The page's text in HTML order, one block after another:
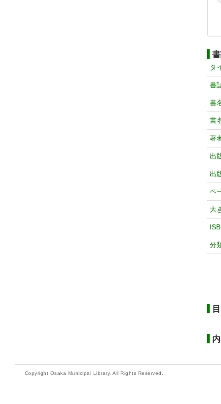
タ
書
書
書
著
出
出
ペ
大
分
Copyright Osaka Municipal Library. All Rights Reserved.